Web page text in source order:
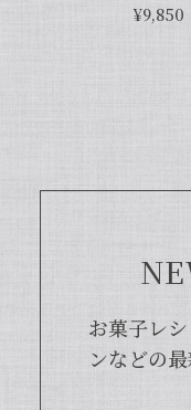
なバニラエッセ
り、大
富な莢ご
まして、
らに使い
商品と
¥9,850
お菓子レ
ンなどの